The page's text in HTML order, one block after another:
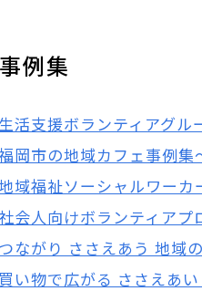
事例集
活支援ボランティアグル
岡市の地域カフェ事例集
域福祉ソーシャルワーカ
会人向けボランティアプ
ながり ささえあう 地域
い物で広がる ささえあい